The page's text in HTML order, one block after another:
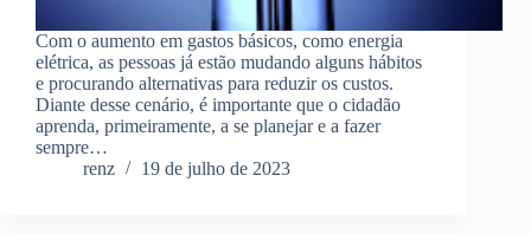
Com o aumento em gastos básicos, como energia
elétrica, as pessoas já estão mudando alguns hábitos
e procurando alternativas para reduzir os custos.
Diante desse cenário, é importante que o cidadão
aprenda, primeiramente, a se planejar e a fazer
sempre…
renz
19 de julho de 2023